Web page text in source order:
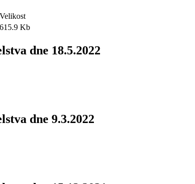
Velikost
615.9 Kb
dne 18.5.2022
dne 9.3.2022